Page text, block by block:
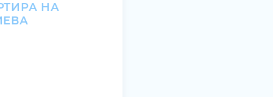
НА